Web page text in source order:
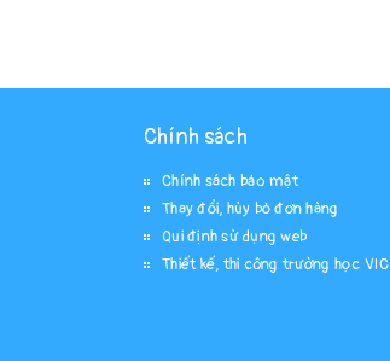
Chính sách
Chính sách bảo mật
Thay đổi, hủy bỏ đơn hàng
Qui định sử dụng web
Thiết kế, thi công trường học VIC